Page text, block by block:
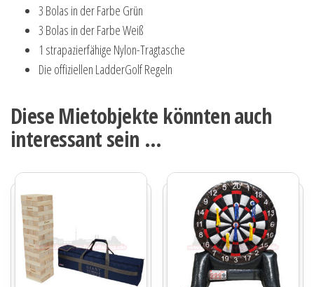
3 Bolas in der Farbe Grün
3 Bolas in der Farbe Weiß
1 strapazierfähige Nylon-Tragtasche
Die offiziellen LadderGolf Regeln
Diese Mietobjekte könnten auch
interessant sein …